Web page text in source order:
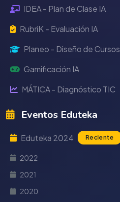
IDEA - Plan de Clase IA
RubriK - Evaluación IA
Planeo - Diseño de Cursos
Gamificación IA
MÁTICA - Diagnóstico TIC
Eventos Eduteka
Eduteka 2024 Reciente
2022
2021
2020